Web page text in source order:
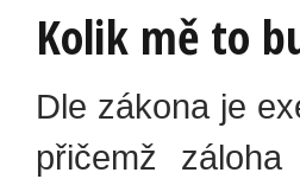
Kolik mě to
Dle zákona je
přičemž